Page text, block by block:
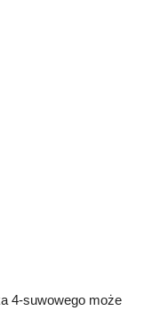
4-suwowego może